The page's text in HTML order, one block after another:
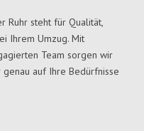
Ruhr steht für Qualität,
Ihrem Umzug. Mit
Team sorgen wir
genau auf Ihre Bedürfnisse